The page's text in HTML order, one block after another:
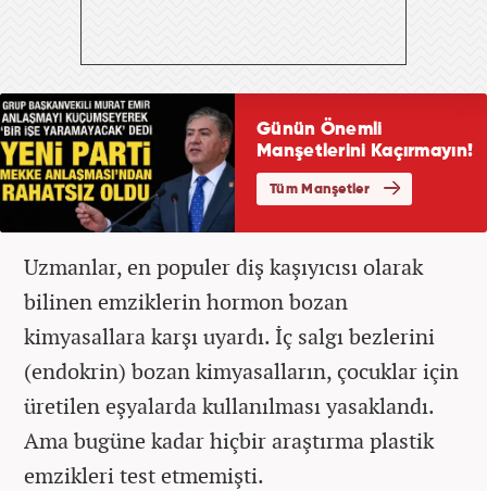
Uzmanlar, en populer diş kaşıyıcısı olarak
bilinen emziklerin hormon bozan
kimyasallara karşı uyardı. İç salgı bezlerini
(endokrin) bozan kimyasalların, çocuklar için
üretilen eşyalarda kullanılması yasaklandı.
Ama bugüne kadar hiçbir araştırma plastik
emzikleri test etmemişti.